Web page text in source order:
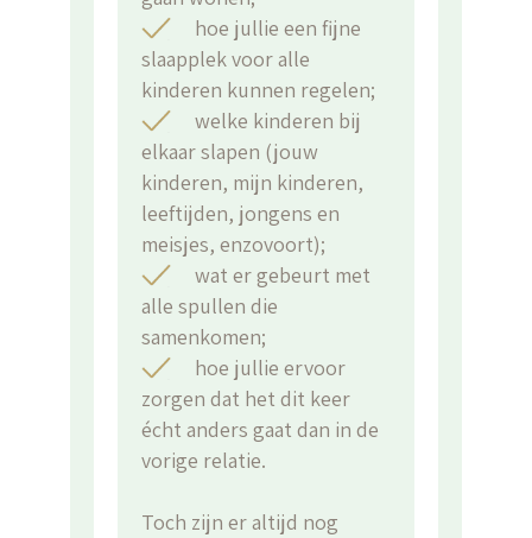
hoe jullie een fijne
slaapplek voor alle
kinderen kunnen regelen;
welke kinderen bij
elkaar slapen (jouw
kinderen, mijn kinderen,
leeftijden, jongens en
meisjes, enzovoort);
wat er gebeurt met
alle spullen die
samenkomen;
hoe jullie ervoor
zorgen dat het dit keer
écht anders gaat dan in de
vorige relatie.
Toch zijn er altijd nog